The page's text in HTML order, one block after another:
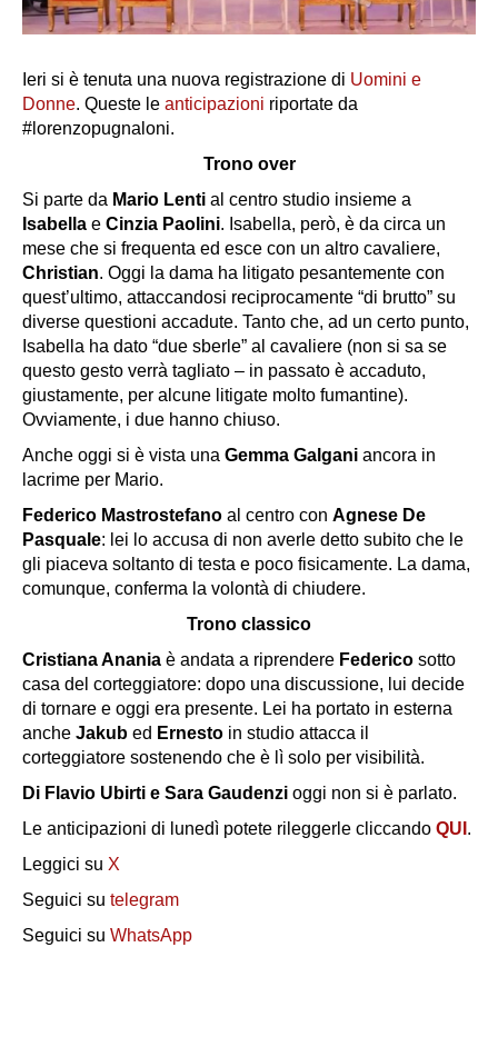
Ieri si è tenuta una nuova registrazione di Uomini e
Donne. Queste le anticipazioni riportate da
#lorenzopugnaloni.
Trono over
Si parte da Mario Lenti al centro studio insieme a
Isabella e Cinzia Paolini. Isabella, però, è da circa un
mese che si frequenta ed esce con un altro cavaliere,
Christian. Oggi la dama ha litigato pesantemente con
quest’ultimo, attaccandosi reciprocamente “di brutto” su
diverse questioni accadute. Tanto che, ad un certo punto,
Isabella ha dato “due sberle” al cavaliere (non si sa se
questo gesto verrà tagliato – in passato è accaduto,
giustamente, per alcune litigate molto fumantine).
Ovviamente, i due hanno chiuso.
Anche oggi si è vista una Gemma Galgani ancora in
lacrime per Mario.
Federico Mastrostefano al centro con Agnese De
Pasquale: lei lo accusa di non averle detto subito che le
gli piaceva soltanto di testa e poco fisicamente. La dama,
comunque, conferma la volontà di chiudere.
Trono classico
Cristiana Anania è andata a riprendere Federico sotto
casa del corteggiatore: dopo una discussione, lui decide
di tornare e oggi era presente. Lei ha portato in esterna
anche Jakub ed Ernesto in studio attacca il
corteggiatore sostenendo che è lì solo per visibilità.
Di Flavio Ubirti e Sara Gaudenzi oggi non si è parlato.
Le anticipazioni di lunedì potete rileggerle cliccando QUI .
Leggici su X
Seguici su telegram
Seguici su WhatsApp